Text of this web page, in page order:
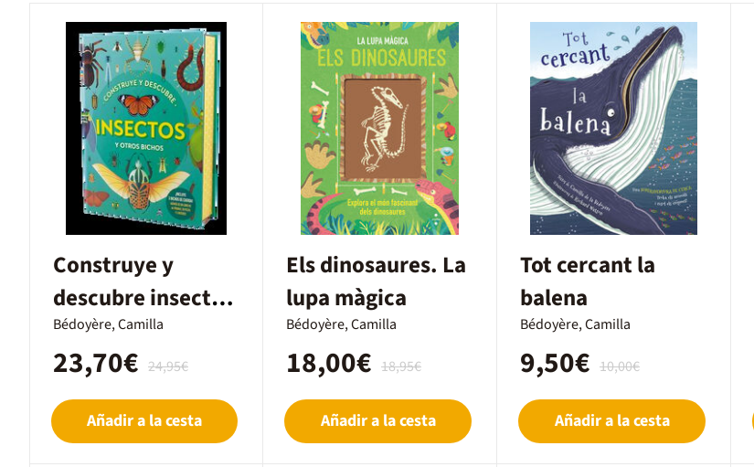
Construye y
descubre insectos
y otros bichos
Bédoyère, Camilla
24,95€
23,70€
Añadir a la cesta
Els dinosaures. La
lupa màgica
Bédoyère, Camilla
18,95€
18,00€
Añadir a la cesta
Tot cercant la
balena
Bédoyère, Camilla
10,00€
9,50€
Añadir a la cesta